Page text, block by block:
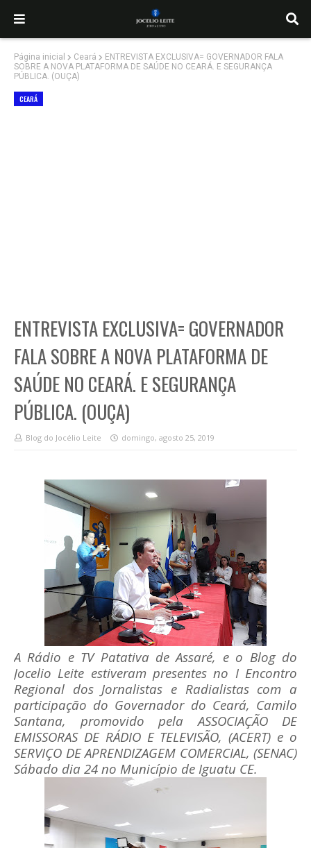
Página inicial Ceará
ENTREVISTA EXCLUSIVA= GOVERNADOR FALA
SOBRE A NOVA PLATAFORMA DE SAÚDE NO CEARÁ. E SEGURANÇA
PÚBLICA. (OUÇA)
CEARÁ
ENTREVISTA EXCLUSIVA= GOVERNADOR
FALA SOBRE A NOVA PLATAFORMA DE
SAÚDE NO CEARÁ. E SEGURANÇA
PÚBLICA. (OUÇA)
Blog do Jocélio Leite domingo, agosto 25, 2019
A Rádio e TV Patativa de Assaré, e o Blog do
Jocelio Leite estiveram presentes no I Encontro
Regional dos Jornalistas e Radialistas com a
participação do Governador do Ceará, Camilo
Santana, promovido pela ASSOCIAÇÃO DE
EMISSORAS DE RÁDIO E TELEVISÃO, (ACERT) e o
SERVIÇO DE APRENDIZAGEM COMERCIAL, (SENAC)
Sábado dia 24 no Município de Iguatu CE.